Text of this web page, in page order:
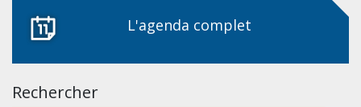
L'agenda complet
Rechercher